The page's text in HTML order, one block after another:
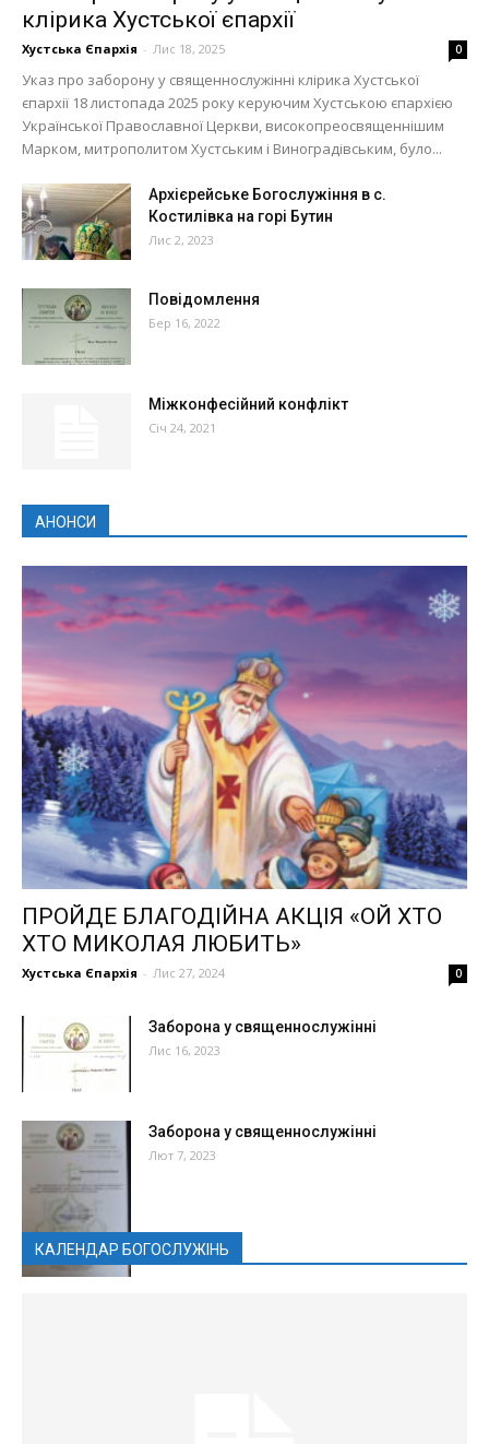
клірика Хустської єпархії
Хустська Єпархія - Лис 18, 2025 0
Указ про заборону у священнослужінні клірика Хустської
єпархії 18 листопада 2025 року керуючим Хустською єпархією
Української Православної Церкви, високопреосвященнішим
Марком, митрополитом Хустським і Виноградівським, було...
Архієрейське Богослужіння в с.
Костилівка на горі Бутин
Лис 2, 2023
Повідомлення
Бер 16, 2022
Міжконфесійний конфлікт
Січ 24, 2021
АНОНСИ
ПРОЙДЕ БЛАГОДІЙНА АКЦІЯ «ОЙ ХТО
ХТО МИКОЛАЯ ЛЮБИТЬ»
Хустська Єпархія - Лис 27, 2024 0
Заборона у священнослужінні
Лис 16, 2023
Заборона у священнослужінні
Лют 7, 2023
КАЛЕНДАР БОГОСЛУЖІНЬ